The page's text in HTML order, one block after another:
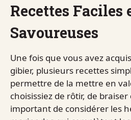
Recettes Faciles
Savoureuses
Une fois que vous avez
gibier, plusieurs recettes
permettre de la mettre en
choisissiez de rôtir, de
important de considérer les